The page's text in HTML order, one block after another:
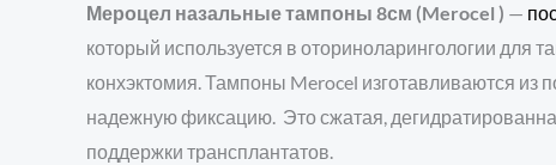
Мероцел назальные тампоны 8см (Merocel ) —
который используется в оториноларингологии для
конхэктомия. Тампоны Merocel изготавливаются
надежную фиксацию. Это сжатая,
поддержки трансплантатов.